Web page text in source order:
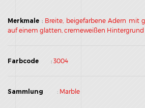
Merkmale : Breite, beigefarbene Adern mit
auf einem glatten, cremeweißen Hintergrund
Farbcode : 3004
Sammlung : Marble